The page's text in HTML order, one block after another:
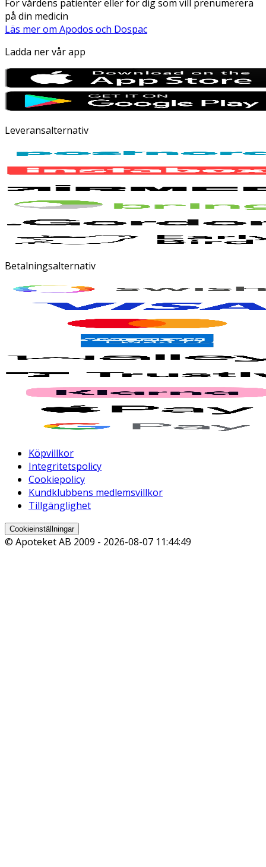
För vårdens patienter eller för dig som vill prenumerera
på din medicin
Läs mer om Apodos och Dospac
Ladda ner vår app
Leveransalternativ
Betalningsalternativ
Köpvillkor
Integritetspolicy
Cookiepolicy
Kundklubbens medlemsvillkor
Tillgänglighet
Cookieinställningar
© Apoteket AB 2009 - 2026-08-07 11:44:49